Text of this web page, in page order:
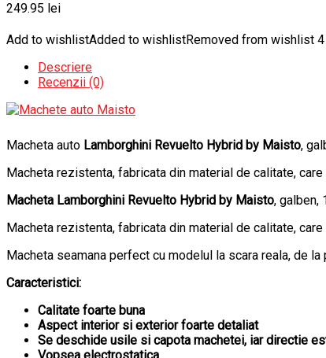
249.95 lei
Add to wishlistAdded to wishlistRemoved from wishlist 4
Descriere
Recenzii (0)
Macheta auto Lamborghini Revuelto Hybrid by Maisto,
Macheta rezistenta, fabricata din material de calitate,
Macheta Lamborghini Revuelto Hybrid by Maisto, galben,
Macheta rezistenta, fabricata din material de calitate,
Macheta seamana perfect cu modelul la scara reala, de
Caracteristici:
Calitate foarte buna
Aspect interior si exterior foarte detaliat
Se deschide usile si capota machetei, iar directie